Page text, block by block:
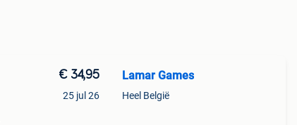
€ 34,95
25 jul 26
Lamar Games
Heel België